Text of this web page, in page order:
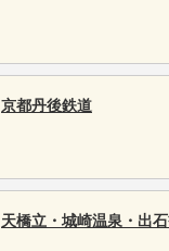
京都丹後鉄道
天橋立・城崎温泉・出